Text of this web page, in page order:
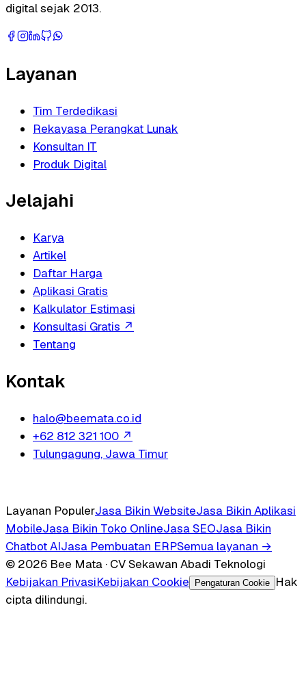
digital sejak 2013.
Layanan
Tim Terdedikasi
Rekayasa Perangkat Lunak
Konsultan IT
Produk Digital
Jelajahi
Karya
Artikel
Daftar Harga
Aplikasi Gratis
Kalkulator Estimasi
Konsultasi Gratis ↗
Tentang
Kontak
halo@beemata.co.id
+62 812 321 100 ↗
Tulungagung, Jawa Timur
Layanan PopulerJasa Bikin WebsiteJasa Bikin Aplikasi
MobileJasa Bikin Toko OnlineJasa SEOJasa Bikin
Chatbot AIJasa Pembuatan ERPSemua layanan →
© 2026 Bee Mata · CV Sekawan Abadi Teknologi
Kebijakan PrivasiKebijakan Cookie Pengaturan Cookie
Hak
cipta dilindungi.